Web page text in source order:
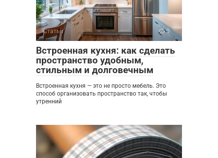
Статьи 0
Встроенная кухня: как сделать
пространство удобным,
стильным и долговечным
Встроенная кухня — это не просто мебель. Это
способ организовать пространство так, чтобы
утренний